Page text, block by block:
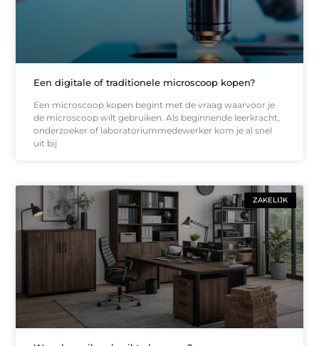
Een digitale of traditionele microscoop kopen?
Een microscoop kopen begint met de vraag waarvoor je
de microscoop wilt gebruiken. Als beginnende leerkracht,
onderzoeker of laboratoriummedewerker kom je al snel
uit bij
ZAKELIJK